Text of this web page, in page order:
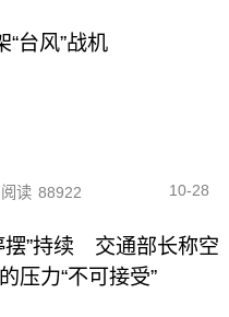
台风”战机
阅读 88922 10-28
摆”持续 交通部长称空
压力“不可接受”